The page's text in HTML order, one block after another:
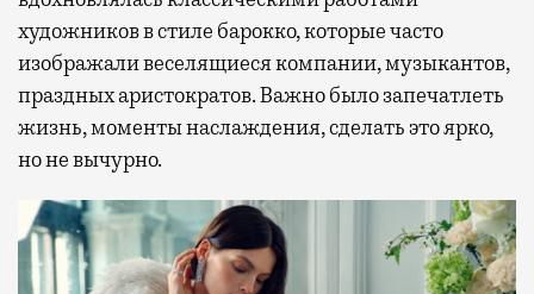
художников в стиле барокко, которые часто
изображали веселящиеся компании, музыкантов,
праздных аристократов. Важно было запечатлеть
жизнь, моменты наслаждения, сделать это ярко,
но не вычурно.